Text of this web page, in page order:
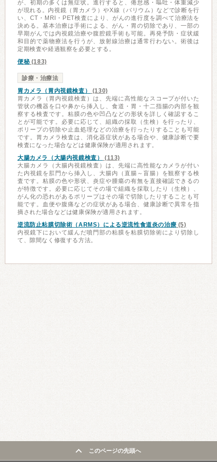
が、初期の多くは無症状。進行すると、倦怠感・嘔吐・体重減少
が現れる。内視鏡（胃カメラ）やX線（バリウム）などで診断を行
い、CT・MRI・PET検査により、がんの進行度を調べて治療法を
決める。基本治療は手術による、がん・胃の切除であり、一部の
早期がんでは内視鏡治療や腹腔鏡手術も可能。再発予防・症状緩
和目的で薬物療法を行うが、放射線治療は通常行わない。術後は
定期検査や経過観察を必要とする。
便秘(183)
診療・治療法
胃カメラ（胃内視鏡検査）
(130)
胃カメラ（胃内視鏡検査）は、先端に高性能なスコープが付いた
管状の機器を口や鼻から挿入し、食道・胃・十二指腸の内部を観
察する検査です。粘膜の色や凹凸などの形状を詳しく確認するこ
とが可能です。必要に応じて、組織の採取（生検）を行ったり、
ポリープの切除や止血処理などの治療を行ったりすることも可能
です。胃カメラ検査は、消化器症状がある場合や、健康診断で要
検査になった場合などは健康保険が適用されます。
大腸カメラ（大腸内視鏡検査）
(113)
大腸カメラ（大腸内視鏡検査）は、先端に高性能なカメラが付い
た内視鏡を肛門から挿入し、大腸内（直腸～盲腸）を観察する検
査です。粘膜の色や形状、炎症や腫瘍の有無を直接確認できるの
が特徴です。必要に応じてその場で組織を採取したり（生検）、
がん化の恐れがあるポリープはその場で切除したりすることも可
能です。血便や腹痛などの症状がある場合、健康診断で異常を指
摘された場合などは健康保険が適用されます。
逆流防止粘膜切除術（ARMS）による逆流性食道炎の治療 (5)
内視鏡下において緩んだ噴門部の粘膜を粘膜切除術により切除し
て、隙間なく修復する方法。
このページの先頭へ